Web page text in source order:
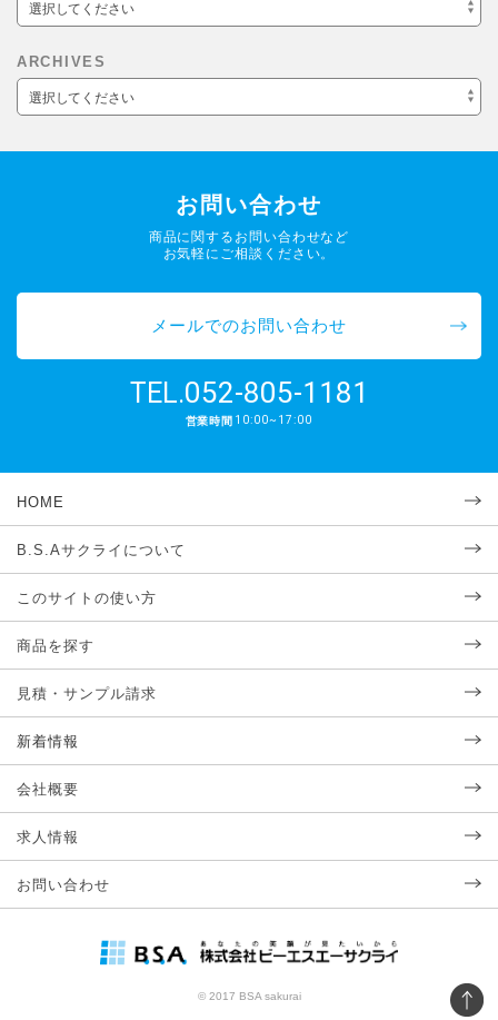
選択してください
ARCHIVES
選択してください
お問い合わせ
商品に関するお問い合わせなど
お気軽にご相談ください。
メールでのお問い合わせ
TEL.052-805-1181
営業時間 10:00~17:00
HOME
B.S.Aサクライについて
このサイトの使い方
商品を探す
見積・サンプル請求
新着情報
会社概要
求人情報
お問い合わせ
© 2017 BSA sakurai